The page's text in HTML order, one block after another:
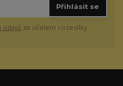
Přihlásit se
údajů za účelem rozesílky